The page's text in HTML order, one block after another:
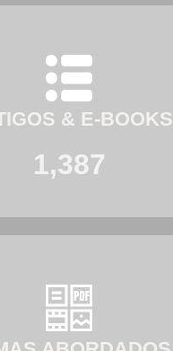
& E-BOOKS
1,387